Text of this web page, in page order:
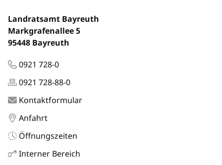
Landratsamt Bayreuth
Markgrafenallee 5
95448 Bayreuth
0921 728-0
0921 728-88-0
Kontaktformular
Anfahrt
Öffnungszeiten
Interner Bereich